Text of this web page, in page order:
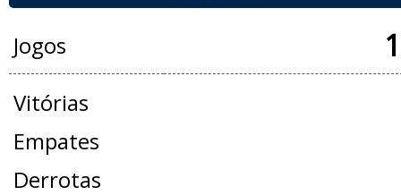
Jogos
Vitórias
Empates
Derrotas